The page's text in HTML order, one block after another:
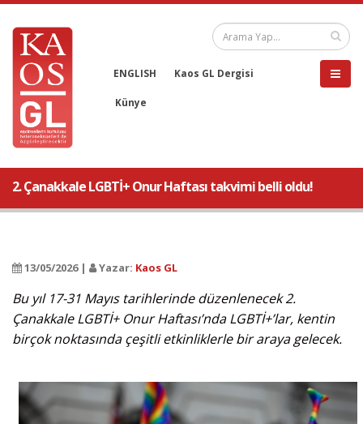
ENGLISH Kaos GL Dergisi
Künye
2. Çanakkale LGBTİ+ Onur Haftası takvimi belli oldu!
13/05/2026 | Yazar: Kaos GL
Bu yıl 17-31 Mayıs tarihlerinde düzenlenecek 2.
Çanakkale LGBTİ+ Onur Haftası’nda LGBTİ+’lar, kentin
birçok noktasında çeşitli etkinliklerle bir araya gelecek.